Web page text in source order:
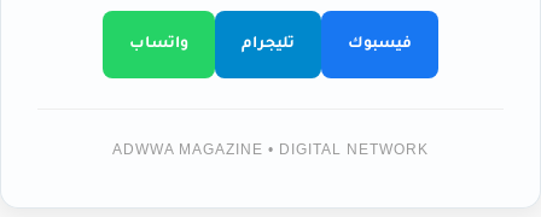
فيسبوك تليجرام واتساب
ADWWA MAGAZINE • DIGITAL NETWORK